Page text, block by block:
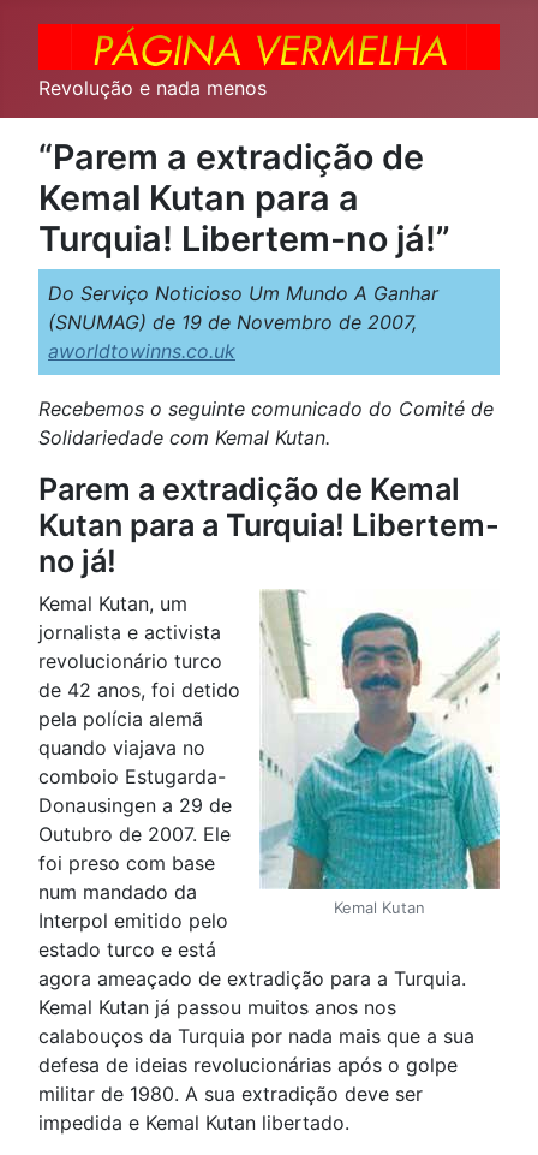
Revolução e nada menos
“Parem a extradição de
Kemal Kutan para a
Turquia! Libertem-no já!”
Do Serviço Noticioso Um Mundo A Ganhar
(SNUMAG) de 19 de Novembro de 2007,
aworldtowinns.co.uk
Recebemos o seguinte comunicado do Comité de
Solidariedade com Kemal Kutan.
Parem a extradição de Kemal
Kutan para a Turquia! Libertem-
no já!
Kemal Kutan
Kemal Kutan, um
jornalista e activista
revolucionário turco
de 42 anos, foi detido
pela polícia alemã
quando viajava no
comboio Estugarda-
Donausingen a 29 de
Outubro de 2007. Ele
foi preso com base
num mandado da
Interpol emitido pelo
estado turco e está
agora ameaçado de extradição para a Turquia.
Kemal Kutan já passou muitos anos nos
calabouços da Turquia por nada mais que a sua
defesa de ideias revolucionárias após o golpe
militar de 1980. A sua extradição deve ser
impedida e Kemal Kutan libertado.